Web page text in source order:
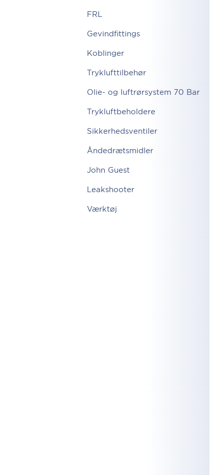
FRL
Gevindfittings
Koblinger
Tryklufttilbehør
Olie- og luftrørsystem 70 Bar
Trykluftbeholdere
Sikkerhedsventiler
Åndedrætsmidler
John Guest
Leakshooter
Værktøj